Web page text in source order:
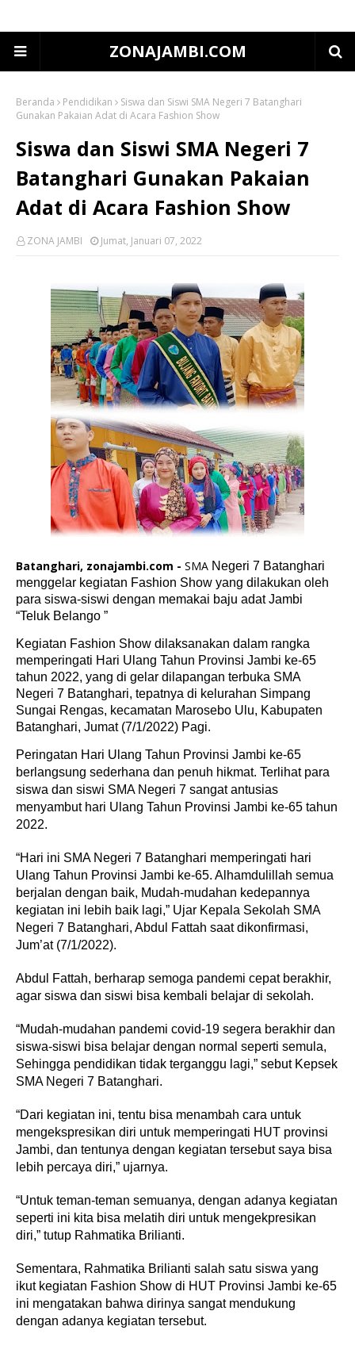
ZONAJAMBI.COM
Beranda Pendidikan
Siswa dan Siswi SMA Negeri 7 Batanghari
Gunakan Pakaian Adat di Acara Fashion Show
Siswa dan Siswi SMA Negeri 7
Batanghari Gunakan Pakaian
Adat di Acara Fashion Show
ZONA JAMBI Jumat, Januari 07, 2022
Batanghari, zonajambi.com - SMA Negeri 7 Batanghari
menggelar kegiatan Fashion Show yang dilakukan oleh
para siswa-siswi dengan memakai baju adat Jambi
“Teluk Belango ”
Kegiatan Fashion Show dilaksanakan dalam rangka
memperingati Hari Ulang Tahun Provinsi Jambi ke-65
tahun 2022, yang di gelar dilapangan terbuka SMA
Negeri 7 Batanghari, tepatnya di kelurahan Simpang
Sungai Rengas, kecamatan Marosebo Ulu, Kabupaten
Batanghari, Jumat (7/1/2022) Pagi.
Peringatan Hari Ulang Tahun Provinsi Jambi ke-65
berlangsung sederhana dan penuh hikmat. Terlihat para
siswa dan siswi SMA Negeri 7 sangat antusias
menyambut hari Ulang Tahun Provinsi Jambi ke-65 tahun
2022.
“Hari ini SMA Negeri 7 Batanghari memperingati hari
Ulang Tahun Provinsi Jambi ke-65. Alhamdulillah semua
berjalan dengan baik, Mudah-mudahan kedepannya
kegiatan ini lebih baik lagi,” Ujar Kepala Sekolah SMA
Negeri 7 Batanghari, Abdul Fattah saat dikonfirmasi,
Jum’at (7/1/2022).
Abdul Fattah, berharap semoga pandemi cepat berakhir,
agar siswa dan siswi bisa kembali belajar di sekolah.
“Mudah-mudahan pandemi covid-19 segera berakhir dan
siswa-siswi bisa belajar dengan normal seperti semula,
Sehingga pendidikan tidak terganggu lagi,” sebut Kepsek
SMA Negeri 7 Batanghari.
“Dari kegiatan ini, tentu bisa menambah cara untuk
mengekspresikan diri untuk memperingati HUT provinsi
Jambi, dan tentunya dengan kegiatan tersebut saya bisa
lebih percaya diri,” ujarnya.
“Untuk teman-teman semuanya, dengan adanya kegiatan
seperti ini kita bisa melatih diri untuk mengekpresikan
diri,” tutup Rahmatika Brilianti.
Sementara, Rahmatika Brilianti salah satu siswa yang
ikut kegiatan Fashion Show di HUT Provinsi Jambi ke-65
ini mengatakan bahwa dirinya sangat mendukung
dengan adanya kegiatan tersebut.